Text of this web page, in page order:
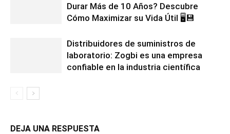
Durar Más de 10 Años? Descubre
Cómo Maximizar su Vida Útil 🖥️💾
Distribuidores de suministros de
laboratorio: Zogbi es una empresa
confiable en la industria científica
DEJA UNA RESPUESTA